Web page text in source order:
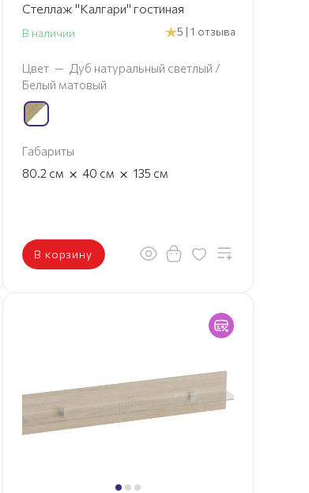
Стеллаж "Калгари" гостиная
В наличии 5 | 1 отзыва
Цвет — Дуб натуральный светлый /
Белый матовый
Габариты
80.2 см × 40 см × 135 см
В корзину